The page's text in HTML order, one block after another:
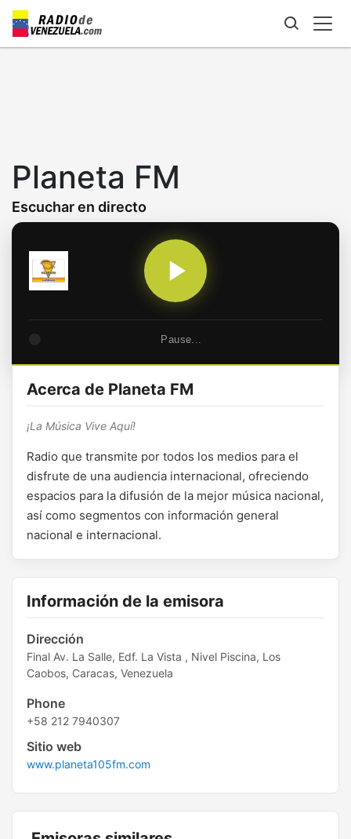
Skip
main
Planeta FM
Escuchar en directo
Pause...
Acerca de Planeta FM
¡La Música Vive Aquí!
Radio que transmite por todos los medios para el
disfrute de una audiencia internacional, ofreciendo
espacios para la difusión de la mejor música nacional,
así como segmentos con información general
nacional e internacional.
Información de la emisora
Dirección
Final Av. La Salle, Edf. La Vista , Nivel Piscina, Los
Caobos, Caracas, Venezuela
Phone
+58 212 7940307
Sitio web
www.planeta105fm.com